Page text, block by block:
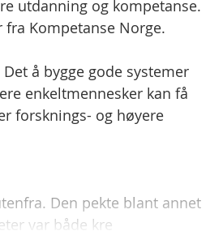
utdanning og kompetanse.
Kompetanse Norge.
å bygge gode systemer
enkeltmennesker kan få
forsknings- og høyere
Den pekte blant annet
var både kre